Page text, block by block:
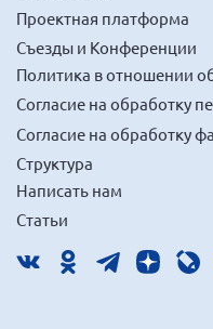
Проектная платформа
Съезды и Конференции
Политика в отношении
Согласие на обработку
Согласие на обработку
Структура
Написать нам
Статьи